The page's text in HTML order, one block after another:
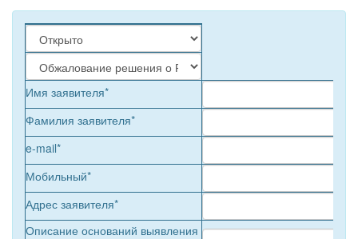
Имя заявителя*
Фамилия заявителя*
e-mail*
Мобильный*
Адрес заявителя*
Описание оснований выявления